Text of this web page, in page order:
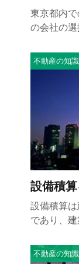
東京都内
の会社の
設備積
不動産の知識
設備積算
であり、
不動産の知識